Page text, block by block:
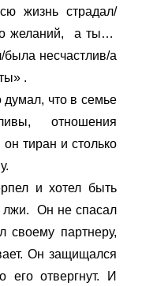
жизнь страдал/
желаний, а ты…
была несчастлив/а
.
что в семье
отношения
тиран и столько
и хотел быть
Он не спасал
своему партнеру,
Он защищался
его отвергнут. И